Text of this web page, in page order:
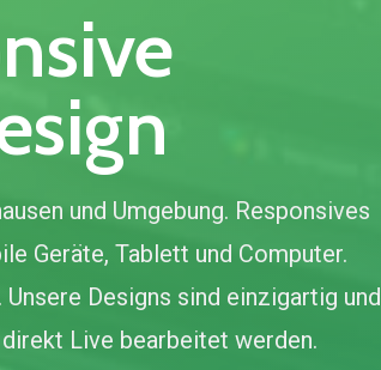
und Umgebung. Responsives
Geräte, Tablett und Computer.
Unsere Designs sind einzigartig und
Live bearbeitet werden.